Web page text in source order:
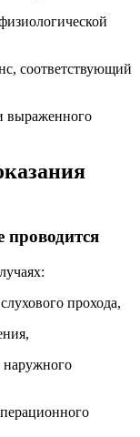
соответствующий
выраженного
проводится
прохода,